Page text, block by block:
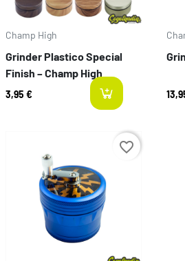
Champ High
Grinder Plastico Special
Finish – Champ High
3,95 €
favorite_border